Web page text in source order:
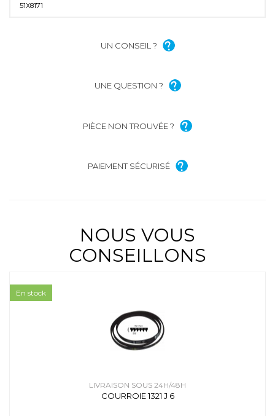
51X8171
UN CONSEIL ?
UNE QUESTION ?
PIÈCE NON TROUVÉE ?
PAIEMENT SÉCURISÉ
NOUS VOUS
CONSEILLONS
LIVRAISON SOUS 24H/48H
COURROIE 1321 J 6
En stock